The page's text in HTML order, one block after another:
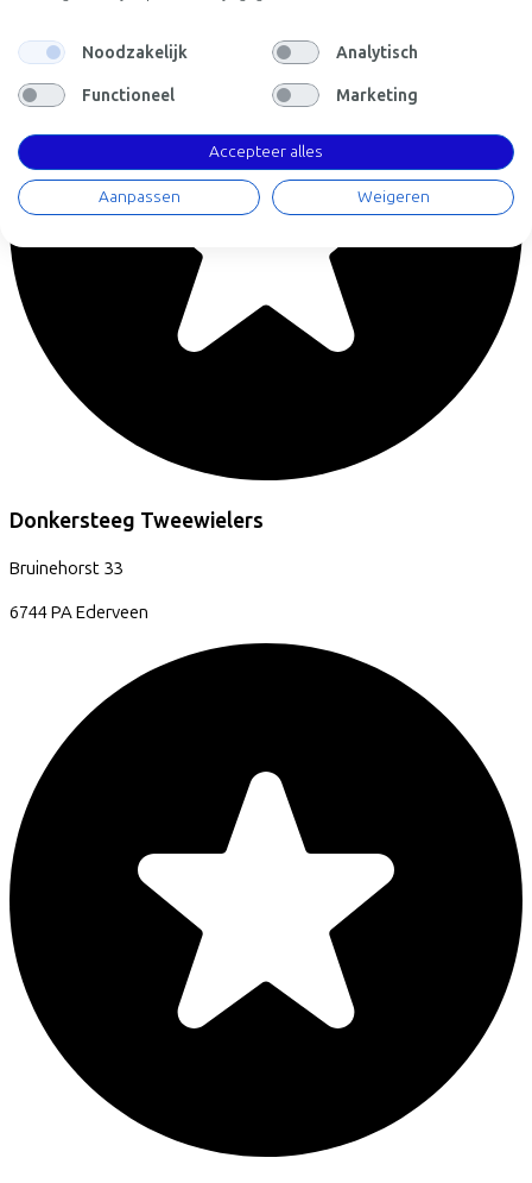
Donkersteeg Tweewielers
Bruinehorst 33
6744 PAEderveen
Noodzakelijk Analytisch
Functioneel Marketing
Accepteer alles
Aanpassen Weigeren